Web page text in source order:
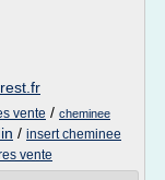
vente / cheminee
/ insert cheminee
vente